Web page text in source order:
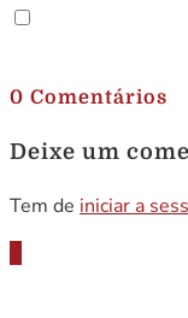
0 Comentários
Deixe um
Tem de iniciar a